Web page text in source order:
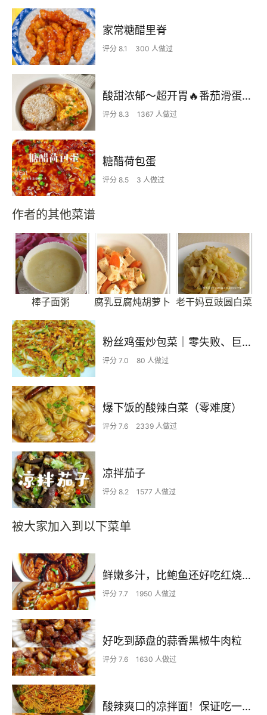
家常糖醋里脊
评分 8.1 300 人做过
酸甜浓郁～超开胃🔥番茄滑蛋牛肉饭
评分 8.3 1367 人做过
糖醋荷包蛋
评分 8.5 3 人做过
作者的其他菜谱
棒子面粥 腐乳豆腐炖胡萝卜 老干妈豆豉圆白菜
粉丝鸡蛋炒包菜｜零失败、巨下饭
评分 7.0 80 人做过
爆下饭的酸辣白菜（零难度）
评分 7.6 2339 人做过
凉拌茄子
评分 8.2 1577 人做过
被大家加入到以下菜单
鲜嫩多汁，比鲍鱼还好吃红烧香菇
评分 7.7 1950 人做过
好吃到舔盘的蒜香黑椒牛肉粒
评分 7.6 1630 人做过
酸辣爽口的凉拌面！保证吃一次就上瘾